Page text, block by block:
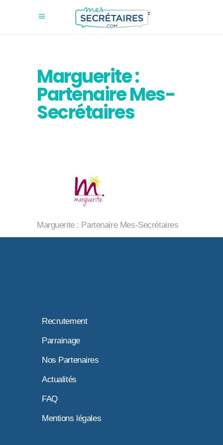
Marguerite :
Partenaire Mes-
Secrétaires
Marguerite : Partenaire Mes-Secrétaires
Recrutement
Parrainage
Nos Partenaires
Actualités
FAQ
Mentions légales